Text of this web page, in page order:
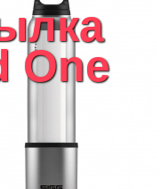
One